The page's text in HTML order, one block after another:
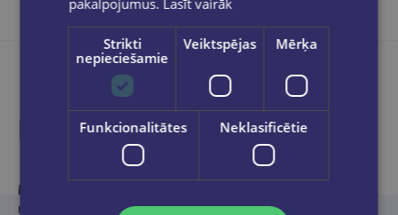
Produkta apraksts
Migels Bonfuā (Miguel Bonnefoy, 1986)
rakstnieks. Romāns “Jaguāra sapnis”, beletrizēts autora
Strikti
nepieciešamie
Veiktspējas Mērķa
Funkcionalitātes Neklasificētie